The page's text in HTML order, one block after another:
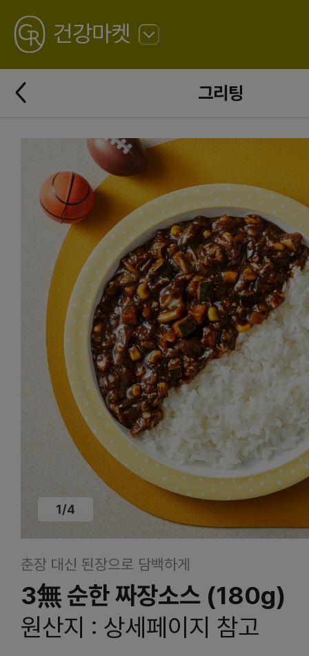
GREATING
건강마켓
로
그리팅
뒤
로
가
1/4
춘장 대신 된장으로 담백하게
3無 순한 짜장소스 (180g)
원산지 : 상세페이지 참고